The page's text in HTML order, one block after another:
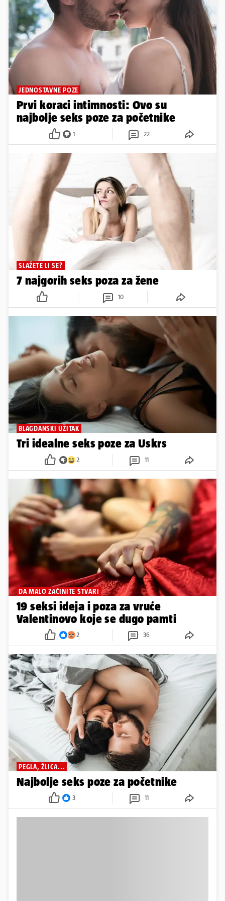
JEDNOSTAVNE POZE
Prvi koraci intimnosti: Ovo su
najbolje seks poze za početnike
1 22
SLAŽETE LI SE?
7 najgorih seks poza za žene
10
BLAGDANSKI UŽITAK
Tri idealne seks poze za Uskrs
2 11
DA MALO ZAČINITE STVARI
19 seksi ideja i poza za vruće
Valentinovo koje se dugo pamti
2 36
PEGLA, ŽLICA...
Najbolje seks poze za početnike
3 11